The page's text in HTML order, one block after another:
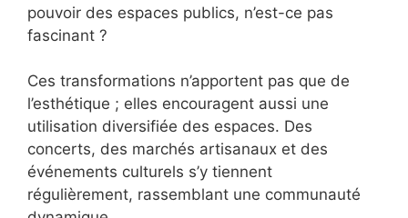
pouvoir des espaces publics, n’est-ce pas
fascinant ?
Ces transformations n’apportent pas que de
l’esthétique ; elles encouragent aussi une
utilisation diversifiée des espaces. Des
concerts, des marchés artisanaux et des
événements culturels s’y tiennent
régulièrement, rassemblant une communauté